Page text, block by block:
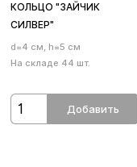
КОЛЬЦО "ЗАЙЧИК
СИЛВЕР"
d=4 см, h=5 см
На складе 44 шт.
Добавить